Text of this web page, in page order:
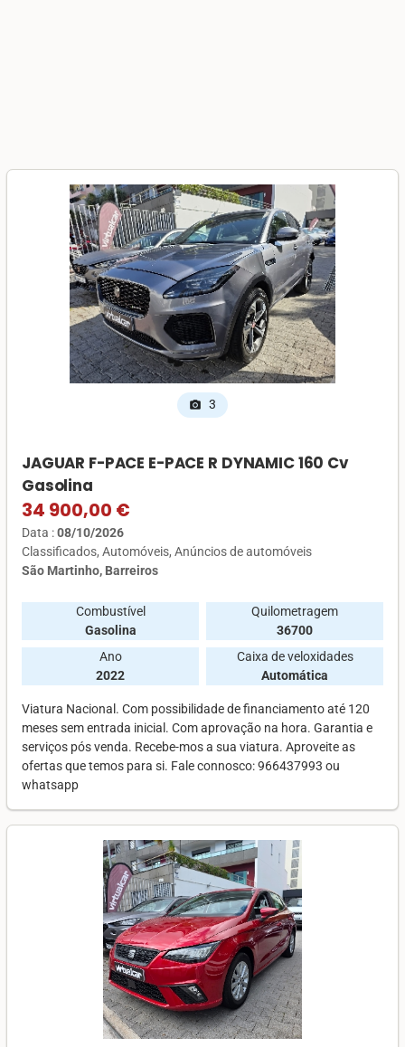
photo_camera 3
JAGUAR F-PACE E-PACE R DYNAMIC 160 Cv
Gasolina
34 900,00 €
Data :08/10/2026
Classificados Automóveis Anúncios de automóveis
São Martinho, Barreiros
Combustível
Gasolina
Quilometragem
36700
Ano
2022
Caixa de veloxidades
Automática
Viatura Nacional. Com possibilidade de financiamento até 120
meses sem entrada inicial. Com aprovação na hora. Garantia e
serviços pós venda. Recebe-mos a sua viatura. Aproveite as
ofertas que temos para si. Fale connosco: 966437993 ou
whatsapp